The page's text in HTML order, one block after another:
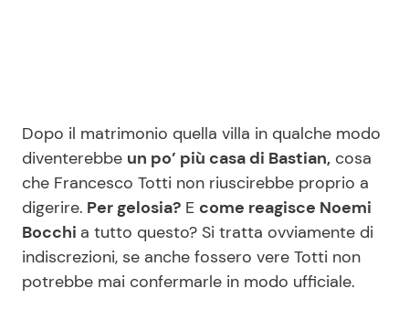
Dopo il matrimonio quella villa in qualche modo
diventerebbe un po’ più casa di Bastian, cosa
che Francesco Totti non riuscirebbe proprio a
digerire. Per gelosia? E come reagisce Noemi
Bocchi a tutto questo? Si tratta ovviamente di
indiscrezioni, se anche fossero vere Totti non
potrebbe mai confermarle in modo ufficiale.